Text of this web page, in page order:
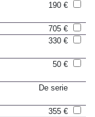
190 €
705 €
330 €
50 €
De serie
355 €